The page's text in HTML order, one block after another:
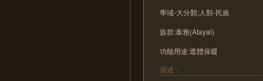
學域-大分類:人類-民族
族群:泰雅(Atayal)
功能用途:遮體保暖
描述：